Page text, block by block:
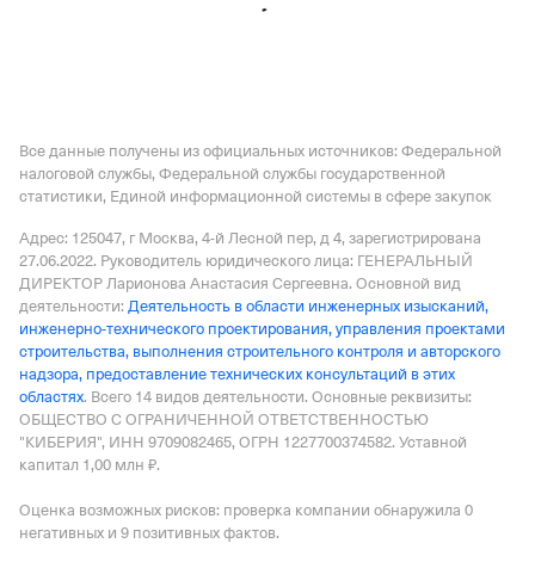
Все данные получены из официальных источников: Федеральной
налоговой службы, Федеральной службы государственной
статистики, Единой информационной системы в сфере закупок
Адрес: 125047, г Москва, 4-й Лесной пер, д 4, зарегистрирована
27.06.2022. Руководитель юридического лица: ГЕНЕРАЛЬНЫЙ
ДИРЕКТОР Ларионова Анастасия Сергеевна. Основной вид
деятельности: Деятельность в области инженерных изысканий,
инженерно-технического проектирования, управления проектами
строительства, выполнения строительного контроля и авторского
надзора, предоставление технических консультаций в этих
областях. Всего 14 видов деятельности. Основные реквизиты:
ОБЩЕСТВО С ОГРАНИЧЕННОЙ ОТВЕТСТВЕННОСТЬЮ
"КИБЕРИЯ", ИНН 9709082465, ОГРН 1227700374582. Уставной
капитал 1,00 млн ₽.
Оценка возможных рисков: проверка компании обнаружила 0
негативных и 9 позитивных фактов.